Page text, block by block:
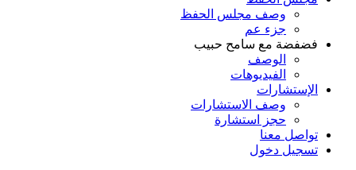
وصف مجلس الحفظ
جزء عم
فضفضة مع سامح حبيب
الوصف
الفيديوهات
الإستشارات
وصف الاستشارات
حجز استشارة
تواصل معنا
تسجيل دخول